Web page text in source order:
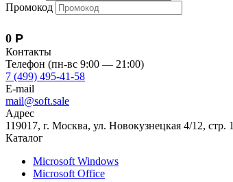
Промокод
0 Р
Контакты
Телефон (пн-вс 9:00 — 21:00)
7 (499) 495-41-58
E-mail
mail@soft.sale
Адрес
119017, г. Москва, ул. Новокузнецкая 4/12, стр. 1
Каталог
Microsoft Windows
Microsoft Office